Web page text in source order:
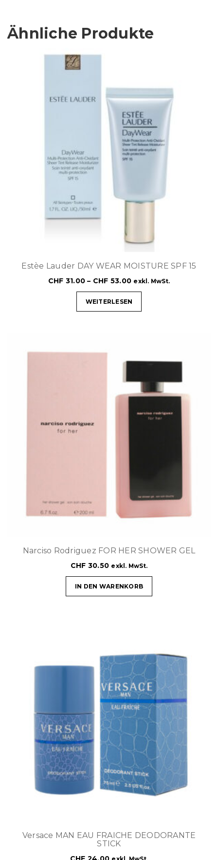
Ähnliche Produkte
Estèe Lauder DAY WEAR MOISTURE SPF 15
CHF 31.00 – CHF 53.00 exkl. MwSt.
WEITERLESEN
Narciso Rodriguez FOR HER SHOWER GEL
CHF 30.50 exkl. MwSt.
IN DEN WARENKORB
Versace MAN EAU FRAICHE DEODORANTE
STICK